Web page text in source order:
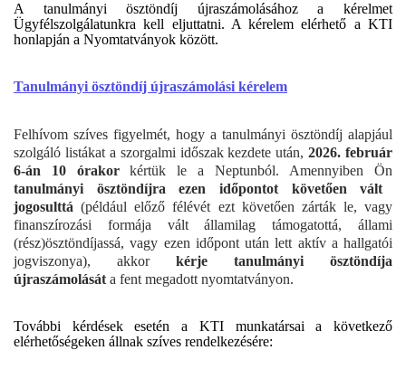
A tanulmányi ösztöndíj újraszámolásához a kérelmet
Ügyfélszolgálatunkra kell eljuttatni. A kérelem elérhető a KTI
honlapján a Nyomtatványok között.
Tanulmányi ösztöndíj újraszámolási kérelem
Felhívom szíves figyelmét, hogy a tanulmányi ösztöndíj alapjául
szolgáló listákat a szorgalmi időszak kezdete után,2026. február
6-án 10 órakorkértük le a Neptunból. Amennyiben Ön
tanulmányi ösztöndíjra ezen időpontot követően vált
jogosulttá (például előző félévét ezt követően zárták le, vagy
finanszírozási formája vált államilag támogatottá, állami
(rész)ösztöndíjassá, vagy ezen időpont után lett aktív a hallgatói
jogviszonya), akkor kérje tanulmányi ösztöndíja
újraszámolását a fent megadott nyomtatványon.
További kérdések esetén a KTI munkatársai a következő
elérhetőségeken állnak szíves rendelkezésére: